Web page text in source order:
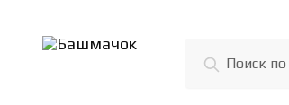
Поиск